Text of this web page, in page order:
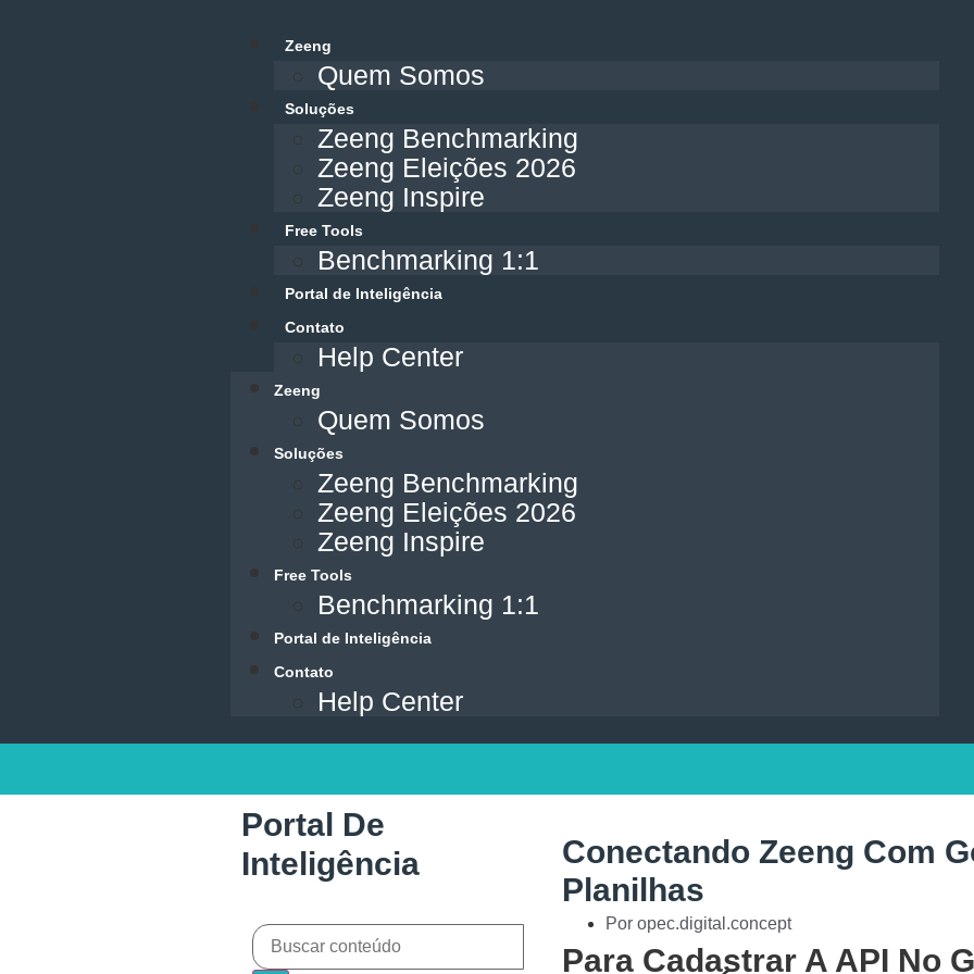
Zeeng
Quem Somos
Soluções
Zeeng Benchmarking
Zeeng Eleições 2026
Zeeng Inspire
Free Tools
Benchmarking 1:1
Portal de Inteligência
Contato
Help Center
Zeeng
Quem Somos
Soluções
Zeeng Benchmarking
Zeeng Eleições 2026
Zeeng Inspire
Free Tools
Benchmarking 1:1
Portal de Inteligência
Contato
Help Center
Portal De
Inteligência
Conectando Zeeng Com
Planilhas
Por opec.digital.concept
Para Cadastrar A API No